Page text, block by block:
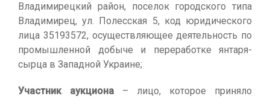
Владимирецкий район, поселок городского типа
Владимирец, ул. Полесская 5, код юридического
лица 35193572, осуществляющее деятельность по
промышленной добыче и переработке янтаря-
сырца в Западной Украине;
Участник аукциона – лицо, которое приняло